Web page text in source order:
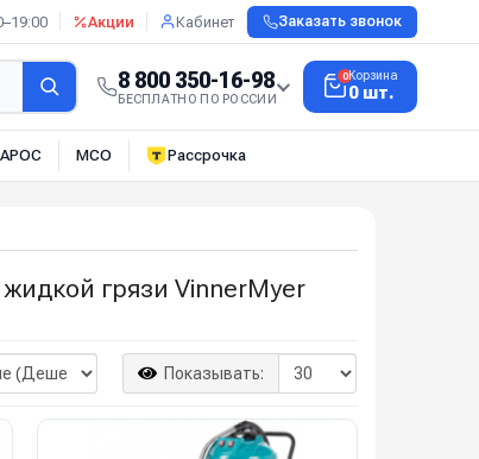
Акции Кабинет Заказать звонок
8 800 350-16-98
БЕСПЛАТНО ПО РОССИИ
0Корзина
0 шт.
МСО Рассрочка
грязи VinnerMyer
Показывать: